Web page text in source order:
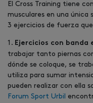
El Cross Training tiene
musculares en una única
3 ejercicios de fuerza
1. Ejercicios con banda
trabajar tanto piernas
dónde se coloque, se
utiliza para sumar
pueden realizar con ella
Forum Sport Urbil